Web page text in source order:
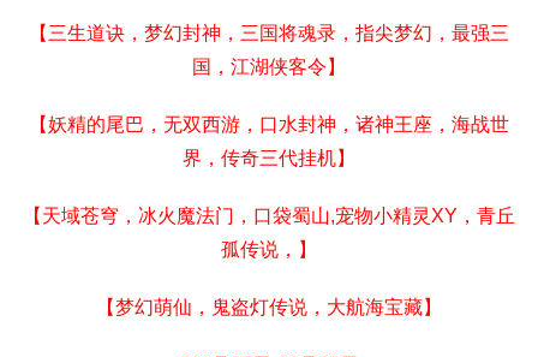
【三生道诀，梦幻封神，三国将魂录，指尖梦幻，最强三
国，江湖侠客令】
【妖精的尾巴，无双西游，口水封神，诸神王座，海战世
界，传奇三代挂机】
【天域苍穹，冰火魔法门，口袋蜀山,宠物小精灵XY，青丘
孤传说，】
【梦幻萌仙，鬼盗灯传说，大航海宝藏】